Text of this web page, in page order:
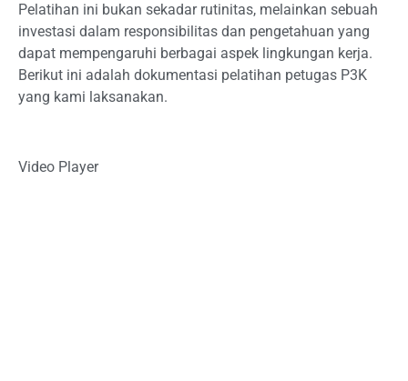
Pelatihan ini bukan sekadar rutinitas, melainkan sebuah
investasi dalam responsibilitas dan pengetahuan yang
dapat mempengaruhi berbagai aspek lingkungan kerja.
Berikut ini adalah dokumentasi pelatihan petugas P3K
yang kami laksanakan.
Video Player